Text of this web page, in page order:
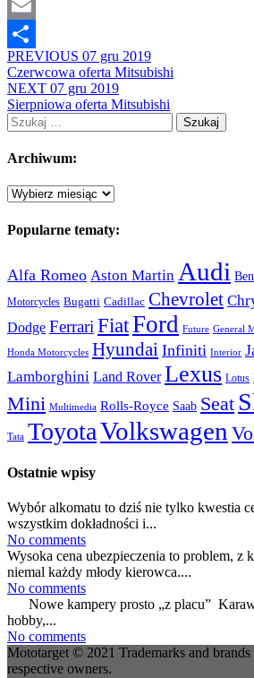
Mastodon
Email
Share
PREVIOUS 07 gru 2019
Czerwcowa oferta Mitsubishi
NEXT 07 gru 2019
Sierpniowa oferta Mitsubishi
Szukaj:
Archiwum:
Archiwum:
Popularne tematy:
Alfa Romeo Aston Martin Audi
Motorcycles Bugatti Cadillac Chevrolet
Dodge Ferrari FiatFord Future General
Honda Motorcycles Hyundai Infiniti Interior
Lamborghini Land Rover Lexus Lotus
Mini Multimedia Rolls-Royce Saab Seat
Tata ToyotaVolkswagen
Ostatnie wpisy
Wybór alkomatu to dziś nie tylko kwestia
wszystkim dokładności i...
No comments
Wysoka cena ubezpieczenia to problem, z
niemal każdy młody kierowca....
No comments
Nowe kampery prosto „z placu”
hobby,...
No comments
Mototarget © 2021 Trademarks and
respective owners.